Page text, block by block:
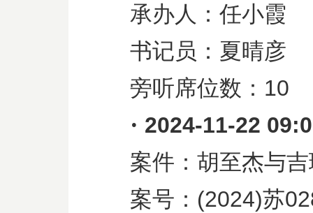
承办人：任小霞
书记员：夏晴彦
旁听席位数： 10
· 2024-11-22
案件：胡至杰与
案号： (2024)苏